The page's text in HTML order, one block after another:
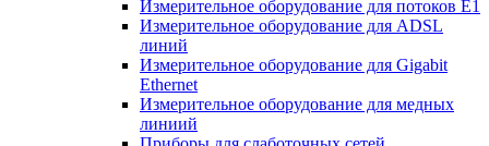
Измерительное оборудование для потоков Е1
Измерительное оборудование для ADSL
линий
Измерительное оборудование для Gigabit
Ethernet
Измерительное оборудование для медных
линиий